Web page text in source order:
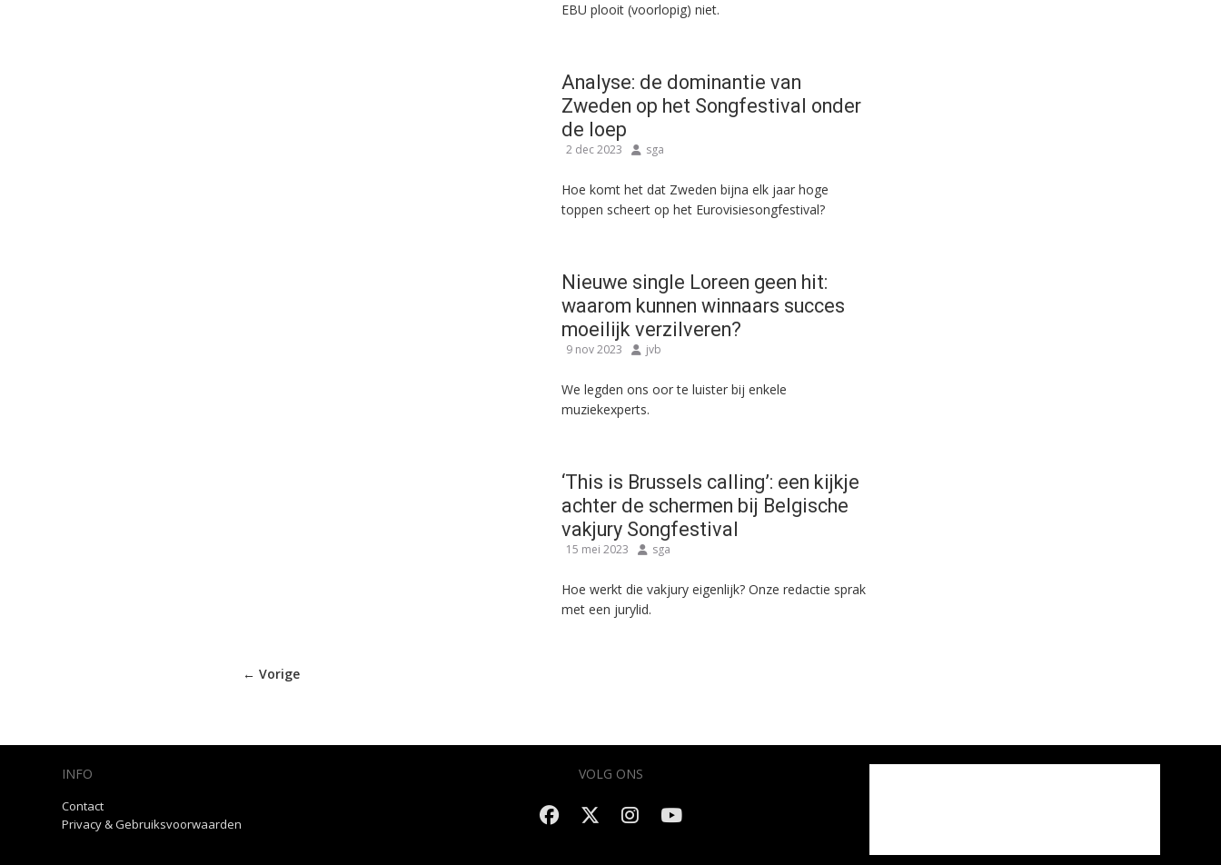
EBU plooit (voorlopig) niet.
Analyse: de dominantie van
Zweden op het Songfestival onder
de loep
2 dec 2023 sga
Hoe komt het dat Zweden bijna elk jaar hoge
toppen scheert op het Eurovisiesongfestival?
Nieuwe single Loreen geen hit:
waarom kunnen winnaars succes
moeilijk verzilveren?
9 nov 2023 jvb
We legden ons oor te luister bij enkele
muziekexperts.
‘This is Brussels calling’: een kijkje
achter de schermen bij Belgische
vakjury Songfestival
15 mei 2023 sga
Hoe werkt die vakjury eigenlijk? Onze redactie sprak
met een jurylid.
← Vorige
INFO
Contact
Privacy & Gebruiksvoorwaarden
VOLG ONS